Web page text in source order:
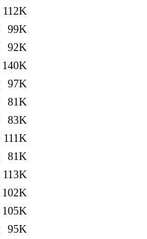
112K
99K
92K
140K
97K
81K
83K
111K
81K
113K
102K
105K
95K